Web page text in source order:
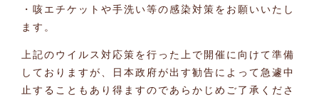
・咳エチケットや手洗い等の感染対策をお願いいたし
ます。
上記のウイルス対応策を行った上で開催に向けて準備
しておりますが、日本政府が出す勧告によって急遽中
止することもあり得ますのであらかじめご了承くださ